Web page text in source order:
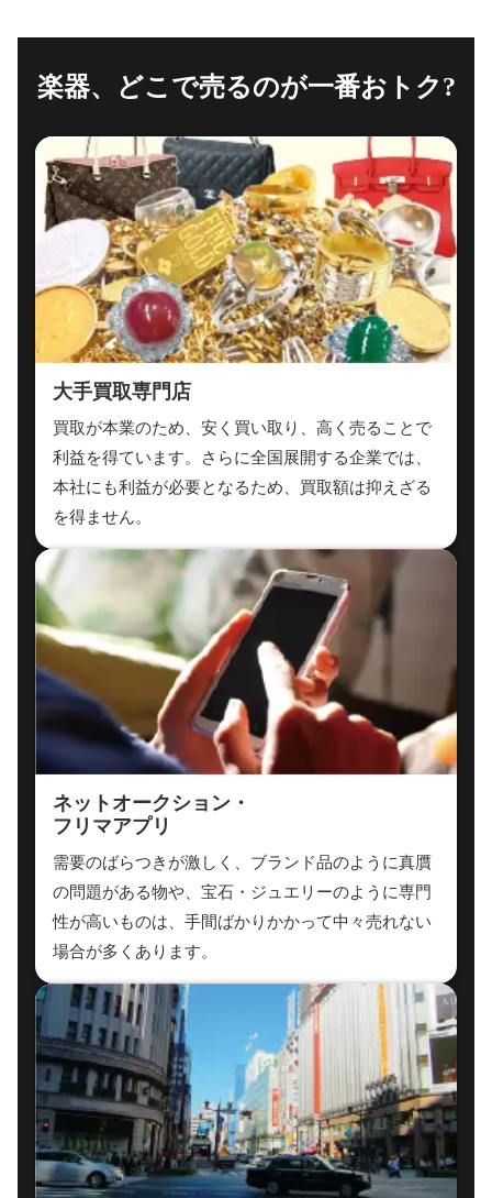
楽器、 どこで売るのが一番おトク?
大手買取専門店
買取が本業のため、安く買い取り、高く売ることで
利益を得ています。さらに全国展開する企業では、
本社にも利益が必要となるため、買取額は抑えざる
を得ません。
ネットオークション・
フリマアプリ
需要のばらつきが激しく、ブランド品のように真贋
の問題がある物や、宝石・ジュエリーのように専門
性が高いものは、手間ばかりかかって中々売れない
場合が多くあります。